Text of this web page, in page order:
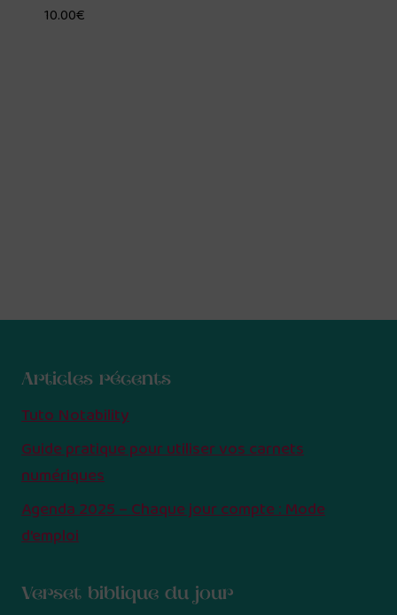
10.00€
Articles récents
Tuto Notability
Guide pratique pour utiliser vos carnets
numériques
Agenda 2025 – Chaque jour compte : Mode
d’emploi
Verset biblique du jour